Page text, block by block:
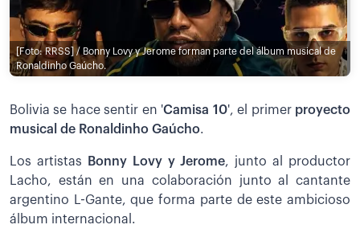
[Foto: RRSS] / Bonny Lovy y Jerome forman parte del álbum musical de
Ronaldinho Gaúcho.
Bolivia se hace sentir en 'Camisa 10', el primer proyecto
musical de Ronaldinho Gaúcho.
Los artistas Bonny Lovy y Jerome, junto al productor
Lacho, están en una colaboración junto al cantante
argentino L-Gante, que forma parte de este ambicioso
álbum internacional.